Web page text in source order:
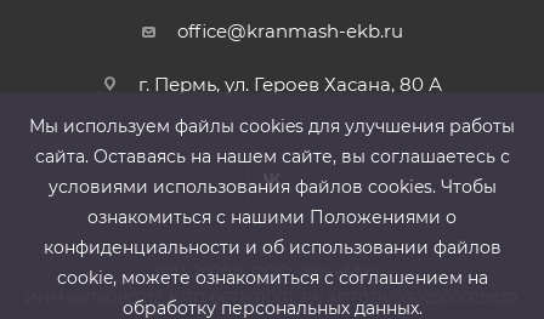
office@kranmash-ekb.ru
г. Пермь, ул. Героев Хасана, 80 А
2013-2026 ©ООО «КранМаш»
ИНН 6678080212, КПП 667801001 ,Р/с 40702810302500019939,
Мы используем файлы cооkies для улучшения работы
сайта. Оставаясь на нашем сайте, вы соглашаетесь с
условиями использования файлов cооkies. Чтобы
ознакомиться с нашими Положениями о
конфиденциальности и об использовании файлов
cookie, можете ознакомиться с соглашением на
обработку персональных данных.